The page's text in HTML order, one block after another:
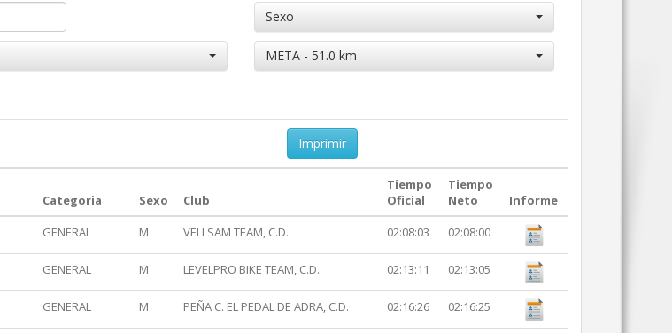
Sexo
META - 51.0 km
Imprimir
Categoria Sexo Club
Tiempo
Oficial
Tiempo
Neto
Informe
GENERAL M VELLSAM TEAM, C.D. 02:08:03 02:08:00
GENERAL M LEVELPRO BIKE TEAM, C.D. 02:13:11 02:13:05
GENERAL M PEÑA C. EL PEDAL DE ADRA, C.D. 02:16:26 02:16:25